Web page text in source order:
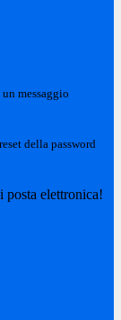
messaggio
della password
posta elettronica!